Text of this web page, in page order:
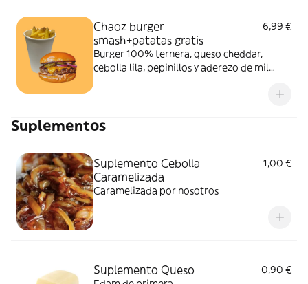
Chaoz burger
smash+patatas gratis
6,99 €
Burger 100% ternera, queso cheddar,
cebolla lila, pepinillos y aderezo de mil
Suplementos
Suplemento Cebolla
Caramelizada
1,00 €
Caramelizada por nosotros
Suplemento Queso
0,90 €